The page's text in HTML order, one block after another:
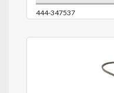
444-347537